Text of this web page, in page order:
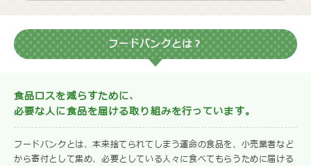
フードバンクとは？
食品ロスを減らすために、
必要な人に食品を届ける取り組みを行っています。
フードバンクとは、本来捨てられてしまう運命の食品を、小売業者など
から寄付として集め、必要としている人々に食べてもらうために届ける